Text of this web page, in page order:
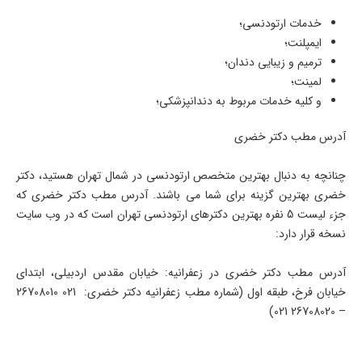
خدمات ارتودنسی؛
ایمپلنت؛
ترمیم و زیبایی دندان؛
لمینت؛
و کلیه خدمات مربوط به دندانپزشکی؛
آدرس مطب دکتر خضری
چنانچه به دنبال بهترین متخصص ارتودنسی در شمال تهران هستید، دکتر
خضری بهترین گزینه برای شما می باشند. آدرس مطب دکتر خضری که
جزء لیست 5 نفره بهترین دکترهای ارتودنسی تهران است که در وب سایت
نسخه قرار دارد:
آدرس مطب دکتر خضری در زعفرانیه: خیابان مقدس اردبیلی، ابتدای
خیابان فرخ، طبقه اول (شماره مطب زعفرانیه دکتر خضری: 021 26708010
– 26708020 021)